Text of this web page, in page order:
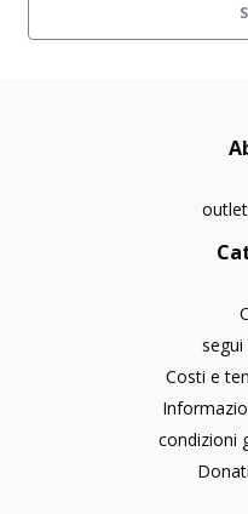
Costi e
condizioni